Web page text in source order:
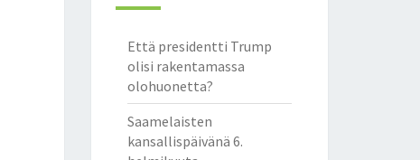
Että presidentti Trump
olisi rakentamassa
olohuonetta?
Saamelaisten
kansallispäivänä 6.